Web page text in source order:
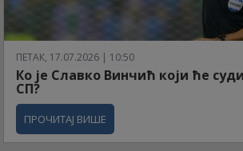
ПЕТАК, 17.07.2026 | 10:50
Ко је Славко Винчић који ће
СП?
ПРОЧИТАЈ ВИШЕ